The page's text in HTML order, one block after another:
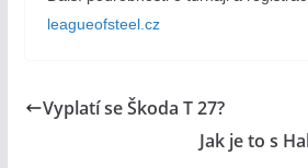
leagueofsteel.cz
Vyplatí se Škoda T 27?
Jak je to s